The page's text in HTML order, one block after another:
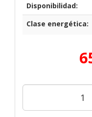
Disponibilidad:
Clase energética: